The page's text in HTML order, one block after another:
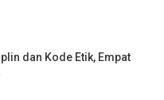
dan Kode Etik, Empat